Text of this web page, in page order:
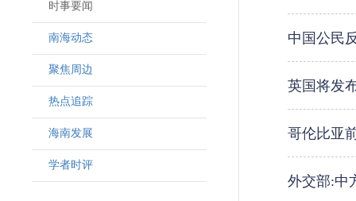
时事要闻
南海动态
聚焦周边
热点追踪
海南发展
学者时评
中国公民
英国将发
哥伦比亚
外交部:中